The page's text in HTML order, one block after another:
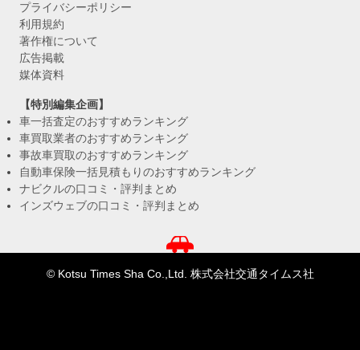
プライバシーポリシー
利用規約
著作権について
広告掲載
媒体資料
【特別編集企画】
車一括査定のおすすめランキング
車買取業者のおすすめランキング
事故車買取のおすすめランキング
自動車保険一括見積もりのおすすめランキング
ナビクルの口コミ・評判まとめ
インズウェブの口コミ・評判まとめ
© Kotsu Times Sha Co.,Ltd. 株式会社交通タイムス社